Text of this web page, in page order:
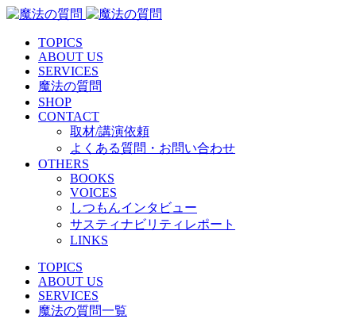
TOPICS
ABOUT US
SERVICES
魔法の質問
SHOP
CONTACT
取材/講演依頼
よくある質問・お問い合わせ
OTHERS
BOOKS
VOICES
しつもんインタビュー
サスティナビリティレポート
LINKS
TOPICS
ABOUT US
SERVICES
魔法の質問一覧